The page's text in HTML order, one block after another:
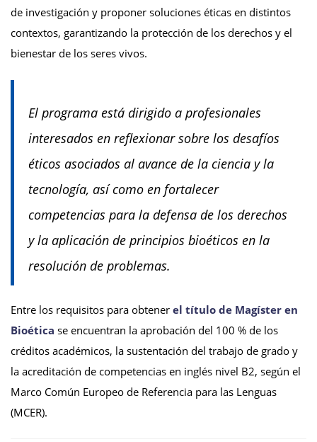
de investigación y proponer soluciones éticas en distintos
contextos, garantizando la protección de los derechos y el
bienestar de los seres vivos.
El programa está dirigido a profesionales
interesados en reflexionar sobre los desafíos
éticos asociados al avance de la ciencia y la
tecnología, así como en fortalecer
competencias para la defensa de los derechos
y la aplicación de principios bioéticos en la
resolución de problemas.
Entre los requisitos para obtener el título de Magíster en
Bioética se encuentran la aprobación del 100 % de los
créditos académicos, la sustentación del trabajo de grado y
la acreditación de competencias en inglés nivel B2, según el
Marco Común Europeo de Referencia para las Lenguas
(MCER).